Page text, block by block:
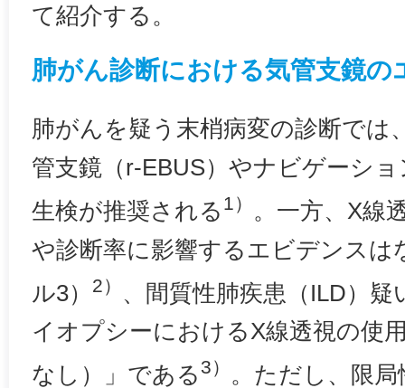
て紹介する。
肺がん診断における気管支鏡の
肺がんを疑う末梢病変の診断では
管支鏡（r-EBUS）やナビゲーシ
生検が推奨される 1）
。一方、X線
や診断率に影響するエビデンスは
ル3）
2）
、間質性肺疾患（ILD）
イオプシーにおけるX線透視の使
なし）」である 3）
。ただし、限